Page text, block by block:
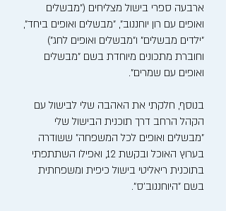
ארבעה ספרי בישול מצליחים ("מבשלים
ואופים עם רון יוחננוב", "מבשלים ואופים ביחד",
"ילדים מבשלים" ו"מבשלים ואופים לחג")
וחוברת מתכונים מיוחדת בשם "מבשלים
ואופים עם שמרים".
בנוסף, חלקתי את האהבה שלי לבישול עם
הקהל הרחב דרך תוכנית הבישול שלי
"מבשלים ואופים לכל המשפחה" ששודרה
בערוץ האוכל ובקשת 12, ואפילו השתתפתי
בתוכנית ריאליטי בישול כיפית ומשפחתית
בשם "היוחננוב'ס".